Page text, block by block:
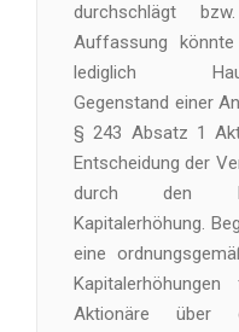
durchschlägt
Auffassung
lediglich
Gegenstand einer
§ 243 Absatz 1
Entscheidung der
durch den
Kapitalerhöhung.
eine
Aktionäre über